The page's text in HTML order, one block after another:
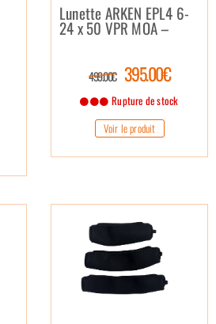
Lunette ARKEN EPL4 6-
24 x 50 VPR MOA –
499.00€ 395.00€
Rupture de stock
Voir le produit